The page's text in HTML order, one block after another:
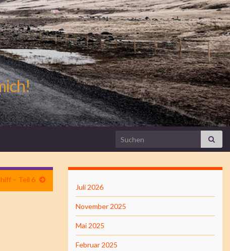
Search for:
– Teil 6
Juli 2026
November 2025
Mai 2025
Februar 2025